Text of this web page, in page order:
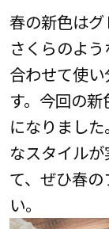
春の新色は
さくらのよ
合わせて使
す。今回の
になりまし
なスタイル
て、ぜひ春
い。